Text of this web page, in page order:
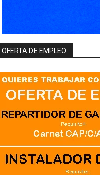
OFERTA DE EMPLEO